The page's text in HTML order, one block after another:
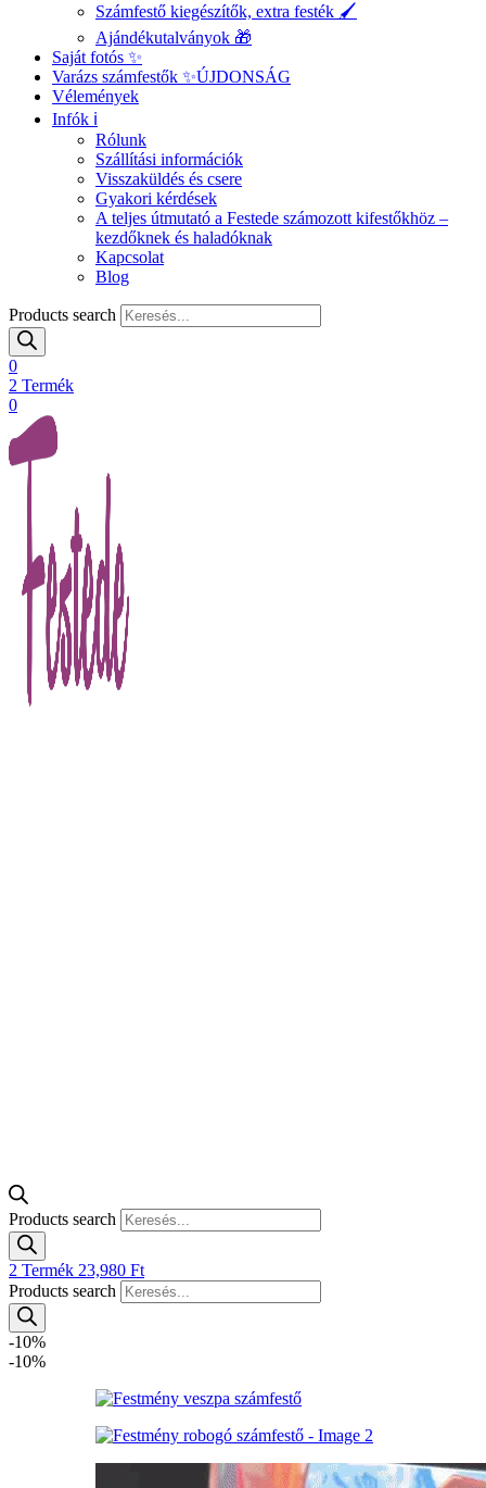
Számfestő kiegészítők, extra festék 🖌️
Ajándékutalványok 🎁
Saját fotós ✨
Varázs számfestők ✨ÚJDONSÁG
Vélemények
Infók ℹ️
Rólunk
Szállítási információk
Visszaküldés és csere
Gyakori kérdések
A teljes útmutató a Festede számozott kifestőkhöz –
kezdőknek és haladóknak
Kapcsolat
Blog
Products search
0
2 Termék
0
Products search
2 Termék 23,980 Ft
Products search
-10%
-10%